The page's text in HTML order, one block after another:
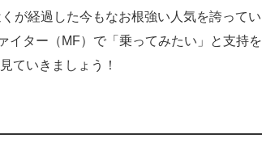
が経過した今もなお根強い人気を誇ってい
イター（MF）で「乗ってみたい」と支持を
ていきましょう！